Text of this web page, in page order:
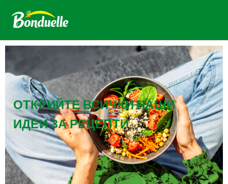
ОТКРИЙТЕ ВСИЧКИ НАШИ
ИДЕИ ЗА РЕЦЕПТИ